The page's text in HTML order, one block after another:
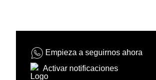
Empieza a seguirnos ahora
Activar notificaciones